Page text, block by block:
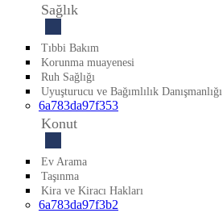
Sağlık
Tıbbi Bakım
Korunma muayenesi
Ruh Sağlığı
Uyuşturucu ve Bağımlılık Danışmanlığı
6a783da97f353
Konut
Ev Arama
Taşınma
Kira ve Kiracı Hakları
6a783da97f3b2